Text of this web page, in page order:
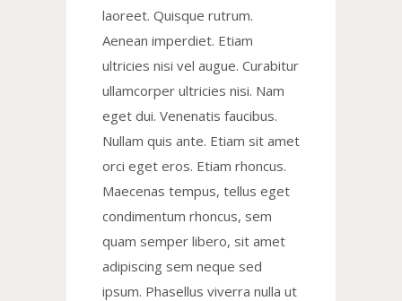
laoreet. Quisque rutrum.
Aenean imperdiet. Etiam
ultricies nisi vel augue. Curabitur
ullamcorper ultricies nisi. Nam
eget dui. Venenatis faucibus.
Nullam quis ante. Etiam sit amet
orci eget eros. Etiam rhoncus.
Maecenas tempus, tellus eget
condimentum rhoncus, sem
quam semper libero, sit amet
adipiscing sem neque sed
ipsum. Phasellus viverra nulla ut